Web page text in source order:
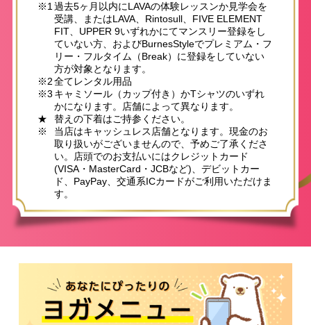
※1 過去5ヶ月以内にLAVAの体験レッスンか見学会を
受講、またはLAVA、Rintosull、FIVE ELEMENT
FIT、UPPER 9いずれかにてマンスリー登録をし
ていない方、およびBurnesStyleでプレミアム・フ
リー・フルタイム（Break）に登録をしていない
方が対象となります。
※2全てレンタル用品
※3 キャミソール（カップ付き）かTシャツのいずれ
かになります。店舗によって異なります。
★
替えの下着はご持参ください。
※
当店はキャッシュレス店舗となります。現金のお
取り扱いがございませんので、予めご了承くださ
い。店頭でのお支払いにはクレジットカード
(VISA・MasterCard・JCBなど)、デビットカー
ド、PayPay、交通系ICカードがご利用いただけま
す。